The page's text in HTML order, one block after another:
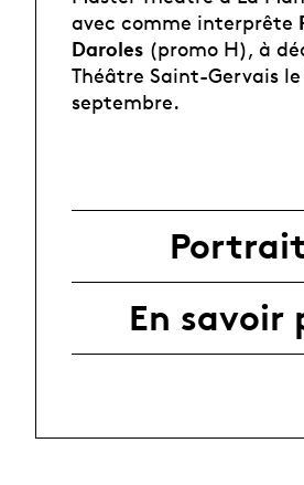
avec comme interprête
Daroles (promo H), à
Théâtre Saint-Gervais le
septembre.
En savoir